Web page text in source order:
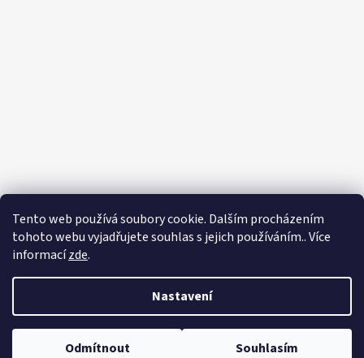
Tento web používá soubory cookie. Dalším procházením
tohoto webu vyjadřujete souhlas s jejich používáním.. Více
informacízde.
Nastavení
Odmítnout Souhlasím
Vytvořil Shoptet
Copyright 2026Zahradnictví Franc . Všechna práva vyhrazena.